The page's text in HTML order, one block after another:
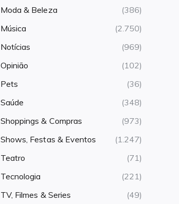
Moda & Beleza
(386)
Música
(2.750)
Notícias
(969)
Opinião
(102)
Pets
(36)
Saúde
(348)
Shoppings & Compras
(973)
Shows, Festas & Eventos
(1.247)
Teatro
(71)
Tecnologia
(221)
TV, Filmes & Series
(49)